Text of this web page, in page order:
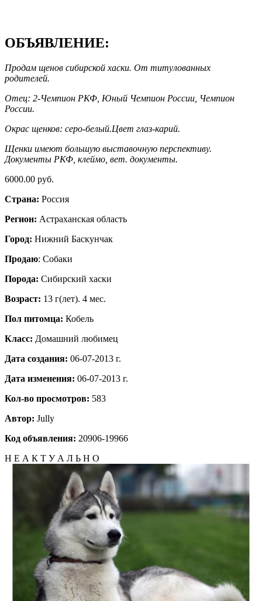
ОБЪЯВЛЕНИЕ:
Продам щенов сибирской хаски. От титулованных
родителей.
Отец: 2-Чемпион РКФ, Юный Чемпион России, Чемпион
России.
Окрас щенков: серо-белый.Цвет глаз-карий.
Щенки имеют большую выставочную перспективу.
Документы РКФ, клеймо, вет. документы.
6000.00 руб.
Страна: Россия
Регион: Астраханская область
Город: Нижний Баскунчак
Продаю: Собаки
Порода: Сибирский хаски
Возраст: 13 г(лет). 4 мес.
Пол питомца: Кобель
Класс: Домашний любимец
Дата создания: 06-07-2013 г.
Дата изменения: 06-07-2013 г.
Кол-во просмотров: 583
Автор: Jully
Код объявления: 20906-19966
Н Е А К Т У А Л Ь Н О